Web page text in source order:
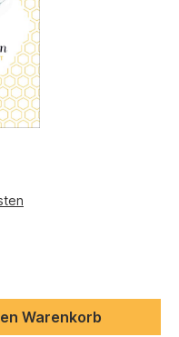
Warenkorb